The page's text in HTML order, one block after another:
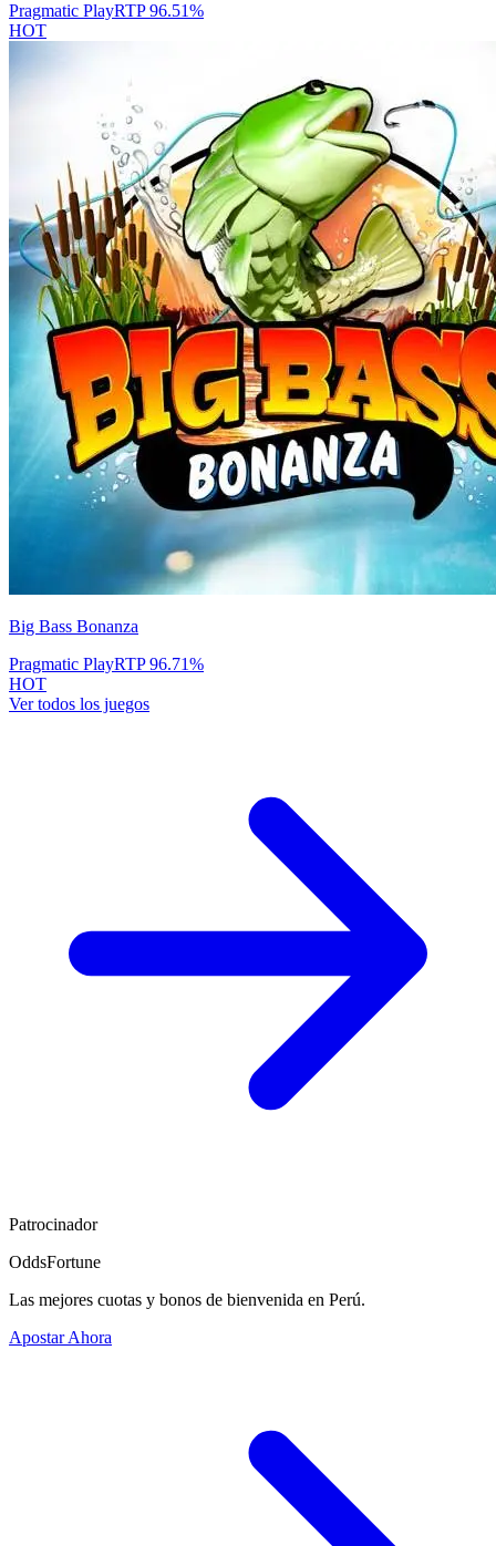
Pragmatic PlayRTP96.51%
HOT
Big Bass Bonanza
Pragmatic PlayRTP96.71%
HOT
Ver todos los juegos
Patrocinador
OddsFortune
Las mejores cuotas y bonos de bienvenida en Perú.
Apostar Ahora